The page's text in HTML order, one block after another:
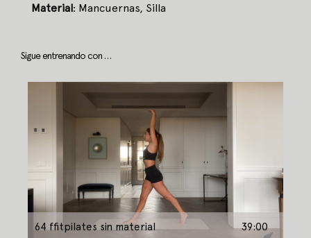
Material: Mancuernas, Silla
Sigue entrenando con …
64 ffitpilates sin material 39:00